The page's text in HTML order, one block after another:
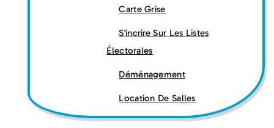
Carte Grise
S'incrire Sur Les Listes
Électorales
Déménagement
Location De Salles